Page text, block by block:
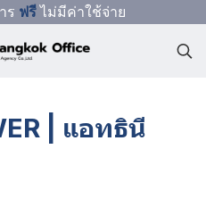
ร ฟรีไม่มีค่าใช้จ่าย
| แอทธินี